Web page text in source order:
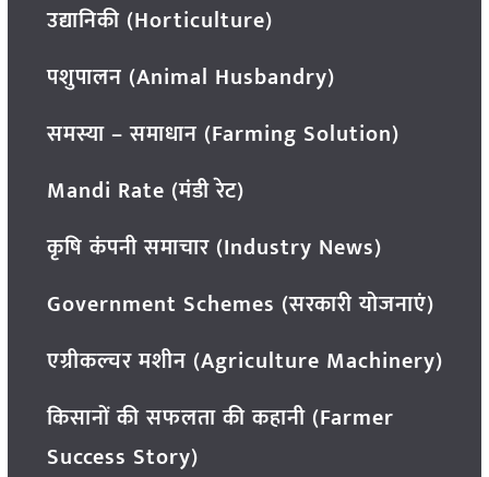
उद्यानिकी (Horticulture)
पशुपालन (Animal Husbandry)
समस्या – समाधान (Farming Solution)
Mandi Rate (मंडी रेट)
कृषि कंपनी समाचार (Industry News)
Government Schemes (सरकारी योजनाएं)
एग्रीकल्चर मशीन (Agriculture Machinery)
किसानों की सफलता की कहानी (Farmer
Success Story)